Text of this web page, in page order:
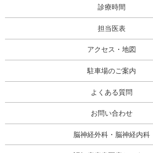
診療時間
担当医表
アクセス・地図
駐車場のご案内
よくある質問
お問い合わせ
脳神経外科・脳神経内科